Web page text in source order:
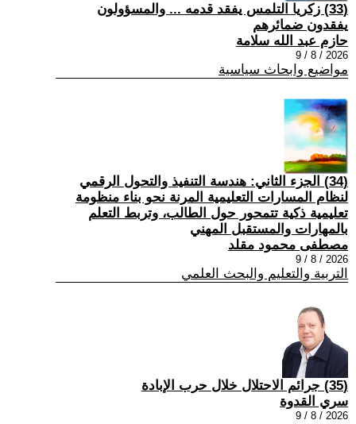
(33) زكريا التلمس يفقد قدمه ... والمسؤولون
يفقدون ضمائرهم
حازم عبد الله سلامة
2026 / 8 / 9
مواضيع وابحاث سياسية
(34) الجزء الثاني: هندسة التنفيذ والتحول الرقمي
لنظام المسارات التعليمية المرنة نحو بناء منظومة
تعليمية ذكية تتمحور حول الطالب، وتربط التعلم
بالمهارات والمستقبل المهني
مصطفى محمود مقلد
2026 / 8 / 9
التربية والتعليم والبحث العلمي
(35) جرائم الاحتلال خلال حرب الإبادة
سري القدوة
2026 / 8 / 9